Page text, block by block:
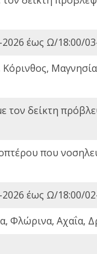
2026 έως Ω/18:00/
Κόρινθος,
τον δείκτη
που
2026 έως Ω/18:00/
Φλώρινα, Αχαΐα,